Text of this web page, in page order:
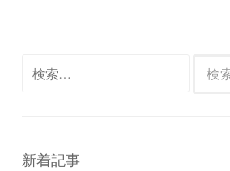
新着記事